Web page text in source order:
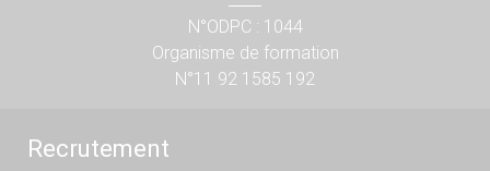
N°ODPC : 1044
Organisme de formation
N°11 92 1585 192
Recrutement